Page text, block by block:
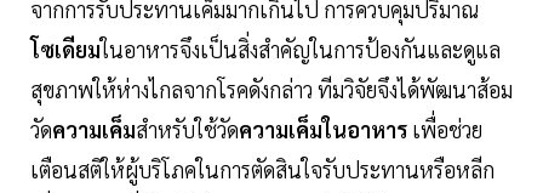
จากการรับประทานเค็มมากเกินไป การควบคุมปริมาณ
โซเดียมในอาหารจึงเป็นสิ่งสำคัญในการป้องกันและดูแล
สุขภาพให้ห่างไกลจากโรคดังกล่าว ทีมวิจัยจึงได้พัฒนาส้อม
วัดความเค็มสำหรับใช้วัดความเค็มในอาหาร เพื่อช่วย
เตือนสติให้ผู้บริโภคในการตัดสินใจรับประทานหรือหลีก